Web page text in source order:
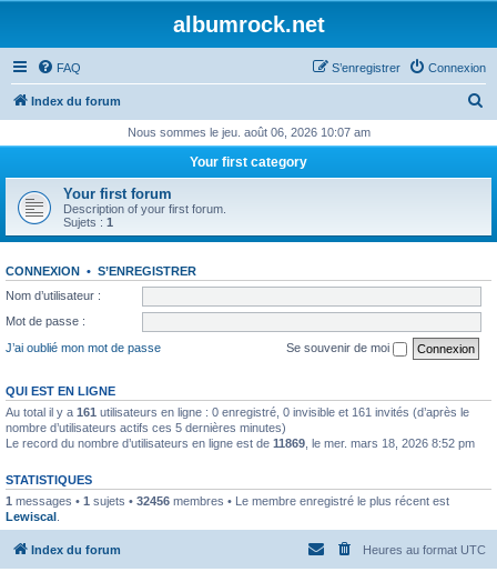
albumrock.net
FAQ Connexion
S’enregistrer
Index du forum
h
r
Nous sommes le jeu. août 06, 2026 10:07 am
Your first category
Your first forum
Description of your first forum.
Sujets : 1
CONNEXION • S’ENREGISTRER
Nom d’utilisateur :
Mot de passe :
J’ai oublié mon mot de passe
Se souvenir de moi
QUI EST EN LIGNE
Au total il y a 161 utilisateurs en ligne : 0 enregistré, 0 invisible et 161 invités (d’après le
nombre d’utilisateurs actifs ces 5 dernières minutes)
Le record du nombre d’utilisateurs en ligne est de 11869 , le mer. mars 18, 2026 8:52 pm
STATISTIQUES
1 messages • 1 sujets • 32456 membres • Le membre enregistré le plus récent est
Lewiscal
Index du forum Heures au format UTC